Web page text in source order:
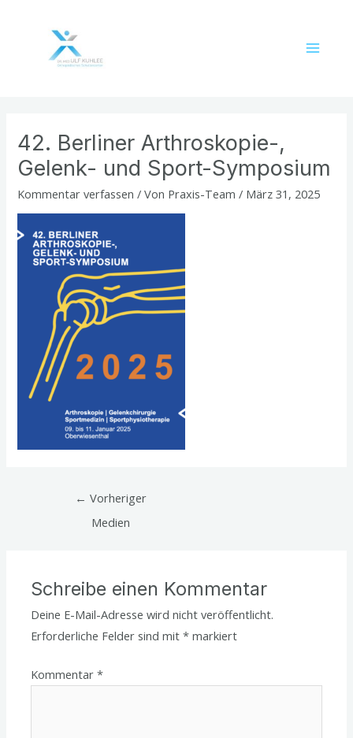
Menu
42. Berliner Arthroskopie-,
Gelenk- und Sport-Symposium
Kommentar verfassen / Von Praxis-Team/ März 31, 2025
navigation
← Vorheriger
Medien
Schreibe einen Kommentar
Deine E-Mail-Adresse wird nicht veröffentlicht.
Erforderliche Felder sind mit* markiert
Kommentar*